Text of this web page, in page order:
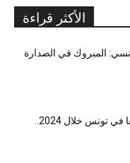
الأكثر قراءة
تونسي: المبروك في الصدارة
الـ 5 سيارات الأكثر مبيعا في تونس خلال 2024..